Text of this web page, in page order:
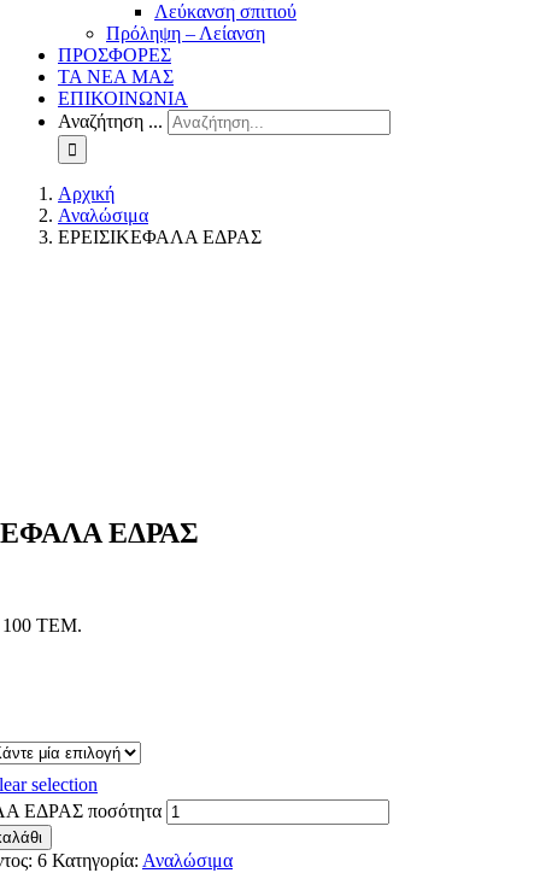
Λεύκανση σπιτιού
Πρόληψη – Λείανση
ΠΡΟΣΦΟΡΕΣ
ΤΑ ΝΕΑ ΜΑΣ
ΕΠΙΚΟΙΝΩΝΙΑ
Αναζήτηση ...
Αρχική
Αναλώσιμα
ΕΡΕΙΣΙΚΕΦΑΛΑ ΕΔΡΑΣ
ΕΔΡΑΣ
ΤΕΜ.
selection
ΕΔΡΑΣ ποσότητα
6 Κατηγορία: Αναλώσιμα